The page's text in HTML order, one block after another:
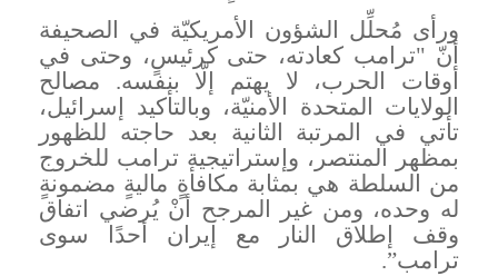
ورأى مُحلِّل الشؤون الأمريكيّة في الصحيفة
أنّ "ترامب كعادته، حتى كرئيسٍ، وحتى في
أوقات الحرب، لا يهتم إلّا بنفسه. مصالح
الولايات المتحدة الأمنيّة، وبالتأكيد إسرائيل،
تأتي في المرتبة الثانية بعد حاجته للظهور
بمظهر المنتصر، وإستراتيجية ترامب للخروج
من السلطة هي بمثابة مكافأةٍ ماليةٍ مضمونةٍ
له وحده، ومن غير المرجح أنْ يُرضي اتفاق
وقف إطلاق النار مع إيران أحدًا سوى
ترامب”.